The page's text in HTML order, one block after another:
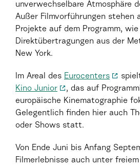
unverwechselbare Atmosphäre
Außer Filmvorführungen stehen
Projekte auf dem Programm,
Direktübertragungen aus der
New York.
Im Areal des Eurocenters
Kino Junior
, das auf
europäische Kinematographie
Gelegentlich finden hier auch
oder Shows statt.
Von Ende Juni bis Anfang
Filmerlebnisse auch unter freiem